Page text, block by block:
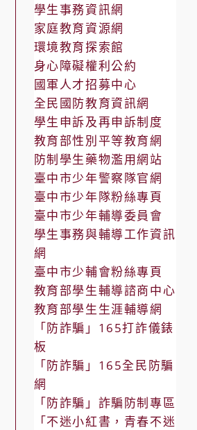
學生事務資訊網
家庭教育資源網
環境教育探索館
身心障礙權利公約
國軍人才招募中心
全民國防教育資訊網
學生申訴及再申訴制度
教育部性別平等教育網
防制學生藥物濫用網站
臺中市少年警察隊官網
臺中市少年隊粉絲專頁
臺中市少年輔導委員會
學生事務與輔導工作資訊
網
臺中市少輔會粉絲專頁
教育部學生輔導諮商中心
教育部學生生涯輔導網
「防詐騙」165打詐儀錶
板
「防詐騙」165全民防騙
網
「防詐騙」詐騙防制專區
「不迷小紅書，青春不迷